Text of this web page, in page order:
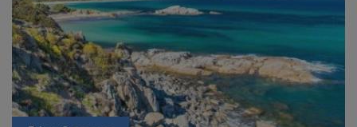
I cookie strettamente necessari consentono
funzionalità del sito Web principale come l'accesso
degli utenti e la gestione dell'account. Il sito Web
non può essere utilizzato correttamente senza i
cookie strettamente necessari.
Nome
Provider/ Dominio
Scadenza
PHPSESSID
PHP.net
www.latuacasainsardegna.com